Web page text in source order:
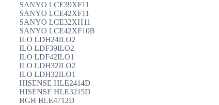
SANYO LCE39XF11
SANYO LCE42XF11
SANYO LCE32XH11
SANYO LCE42XF10B
ILO LDH24ILO2
ILO LDF39ILO2
ILO LDF42ILO1
ILO LDH32ILO2
ILO LDH32ILO1
HISENSE HLE2414D
HISENSE HLE3215D
BGH BLE4712D